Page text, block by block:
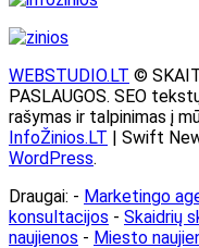
WEBSTUDIO.LT ©
PASLAUGOS. SEO
rašymas ir talpinimas į
InfoŽinios.LT | Swift
WordPress.
Draugai: - Marketingo
konsultacijos - Skaidrių
naujienos - Miesto